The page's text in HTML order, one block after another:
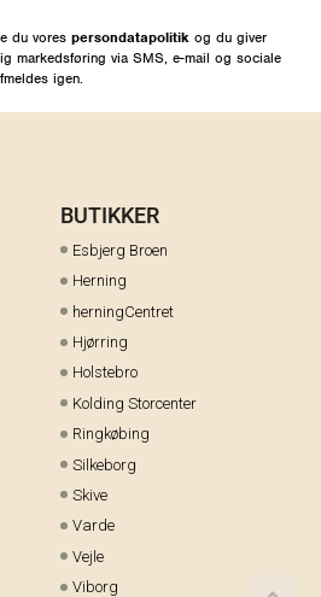
du vores persondatapolitik og du giver
markedsføring via SMS, e-mail og sociale
igen.
BUTIKKER
Esbjerg Broen
Herning
herningCentret
Hjørring
Holstebro
Kolding Storcenter
Ringkøbing
Silkeborg
Skive
Varde
Vejle
Viborg